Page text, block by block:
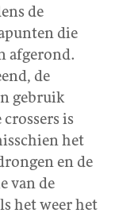
de
die
afgerond.
de
gebruik
is
het
en de
van de
het weer het